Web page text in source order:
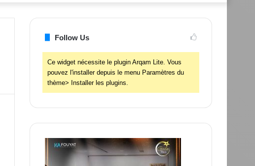
Follow Us
Ce widget nécessite le plugin Arqam Lite. Vous
pouvez l'installer depuis le menu Paramètres du
thème> Installer les plugins.